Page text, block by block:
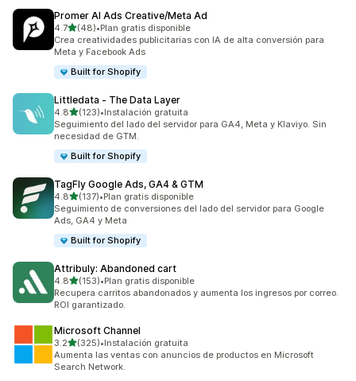
Promer AI Ads Creative/Meta Ad
4.7de 5 estrellas
(48)
48 reseñas en total
•Plan gratis disponible
Crea creatividades publicitarias con IA de alta conversión para
Meta y Facebook Ads
Built for Shopify
Littledata ‑ The Data Layer
4.8de 5 estrellas
(123)
123 reseñas en total
•Instalación gratuita
Seguimiento del lado del servidor para GA4, Meta y Klaviyo. Sin
necesidad de GTM.
Built for Shopify
TagFly Google Ads, GA4 & GTM
4.8de 5 estrellas
(137)
137 reseñas en total
•Plan gratis disponible
Seguimiento de conversiones del lado del servidor para Google
Ads, GA4 y Meta
Built for Shopify
Attribuly: Abandoned cart
4.8de 5 estrellas
(153)
153 reseñas en total
•Plan gratis disponible
Recupera carritos abandonados y aumenta los ingresos por correo.
ROI garantizado.
Microsoft Channel
3.2de 5 estrellas
(325)
325 reseñas en total
•Instalación gratuita
Aumenta las ventas con anuncios de productos en Microsoft
Search Network.